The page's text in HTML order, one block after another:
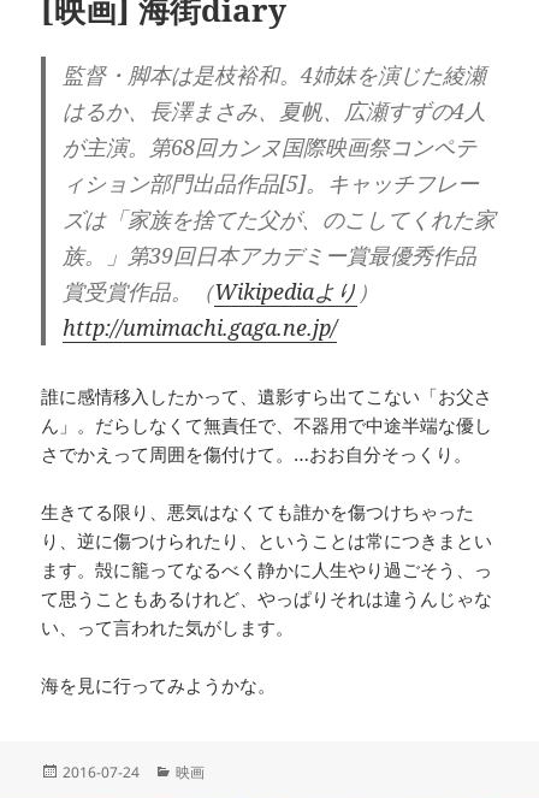
[映画] 海街diary
監督・脚本は是枝裕和。4姉妹を演じた綾瀬
はるか、長澤まさみ、夏帆、広瀬すずの4人
が主演。第68回カンヌ国際映画祭コンペテ
ィション部門出品作品[5]。キャッチフレー
ズは「家族を捨てた父が、のこしてくれた家
族。」第39回日本アカデミー賞最優秀作品
賞受賞作品。（Wikipediaより ）
http://umimachi.gaga.ne.jp/
誰に感情移入したかって、遺影すら出てこない「お父さ
ん」。だらしなくて無責任で、不器用で中途半端な優し
さでかえって周囲を傷付けて。 …おお自分そっくり。
生きてる限り、悪気はなくても誰かを傷つけちゃった
り、逆に傷つけられたり、ということは常につきまとい
ます。殻に籠ってなるべく静かに人生やり過ごそう、っ
て思うこともあるけれど、やっぱりそれは違うんじゃな
い、って言われた気がします。
海を見に行ってみようかな。
投
2016-07-24
カ
映画